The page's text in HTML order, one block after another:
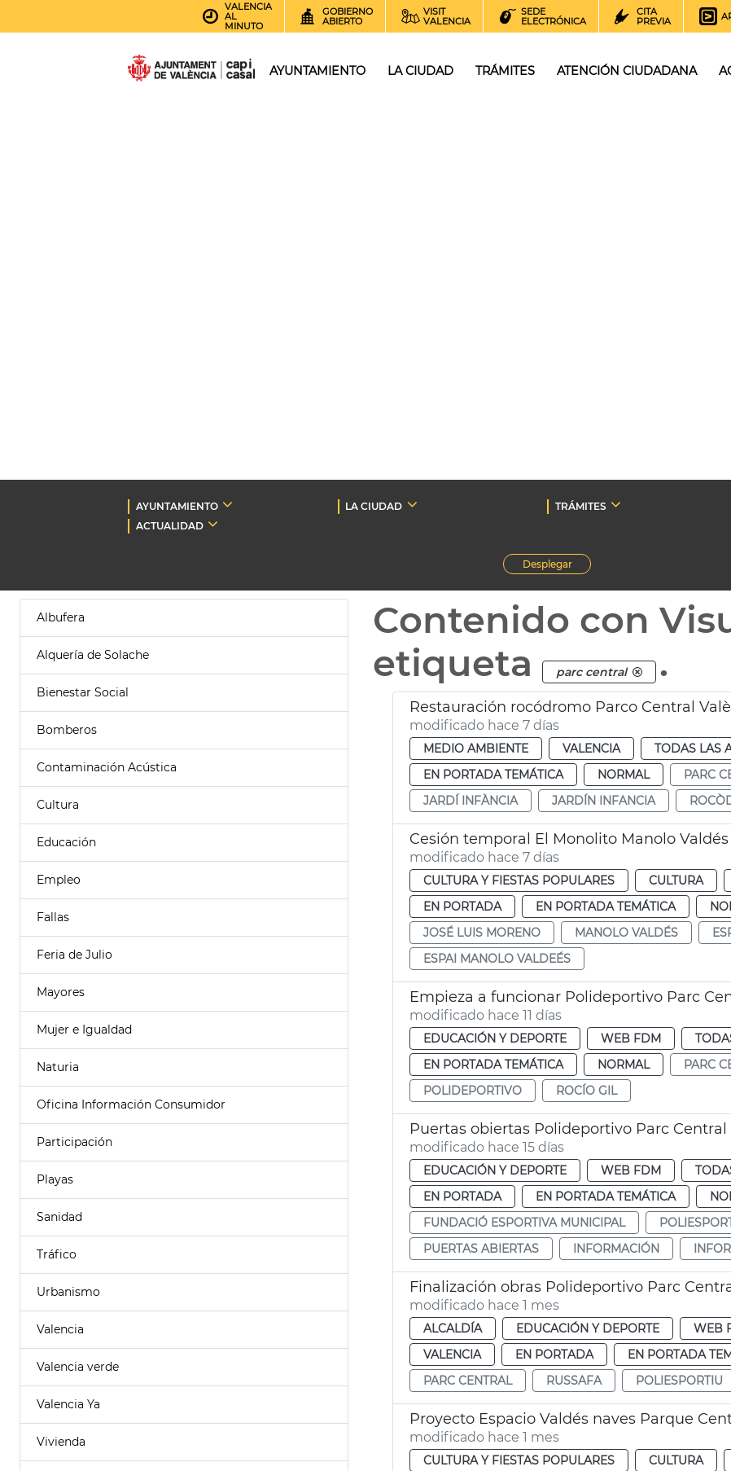
VALENCIA
AL
MINUTO
GOBIERNO
ABIERTO
VISIT
VALENCIA
SEDE
ELECTRÓNICA
CITA
PREVIA
AYUNTAMIENTO LA CIUDAD TRÁMITES ATENCIÓN CIUDADANA
AYUNTAMIENTO LA CIUDAD TRÁMITES
ACTUALIDAD
Desplegar
Albufera
Alquería de Solache
Bienestar Social
Bomberos
Contaminación Acústica
Cultura
Educación
Empleo
Fallas
Feria de Julio
Mayores
Mujer e Igualdad
Naturia
Oficina Información Consumidor
Participación
Playas
Sanidad
Tráfico
Urbanismo
Valencia
Valencia verde
Valencia Ya
Vivienda
Contenido con
etiqueta
parc central .
Restauración rocódromo Parco Central
modificado hace 7 días
MEDIO AMBIENTE VALENCIA TODAS LAS
EN PORTADA TEMÁTICA
NORMAL PARC
JARDÍ INFÀNCIA
JARDÍN INFANCIA
Cesión temporal El Monolito Manolo Valdés
modificado hace 7 días
CULTURA Y FIESTAS POPULARES CULTURA
EN PORTADA
EN PORTADA TEMÁTICA
JOSÉ LUIS MORENO
MANOLO VALDÉS
ESPAI MANOLO VALDEÉS
Empieza a funcionar Polideportivo Parc
modificado hace 11 días
EDUCACIÓN Y DEPORTE WEB FDM
EN PORTADA TEMÁTICA
NORMAL PARC
POLIDEPORTIVO
ROCÍO GIL
Puertas obiertas Polideportivo Parc Central
modificado hace 15 días
EDUCACIÓN Y DEPORTE WEB FDM
EN PORTADA
EN PORTADA TEMÁTICA
FUNDACIÓ ESPORTIVA MUNICIPAL
PUERTAS ABIERTAS
INFORMACIÓN
Finalización obras Polideportivo Parc
modificado hace 1 mes
ALCALDÍA EDUCACIÓN Y DEPORTE WEB
VALENCIA
EN PORTADA EN PORTADA
PARC CENTRAL
RUSSAFA POLIESPORTIU
Proyecto Espacio Valdés naves Parque
modificado hace 1 mes
CULTURA Y FIESTAS POPULARES CULTURA